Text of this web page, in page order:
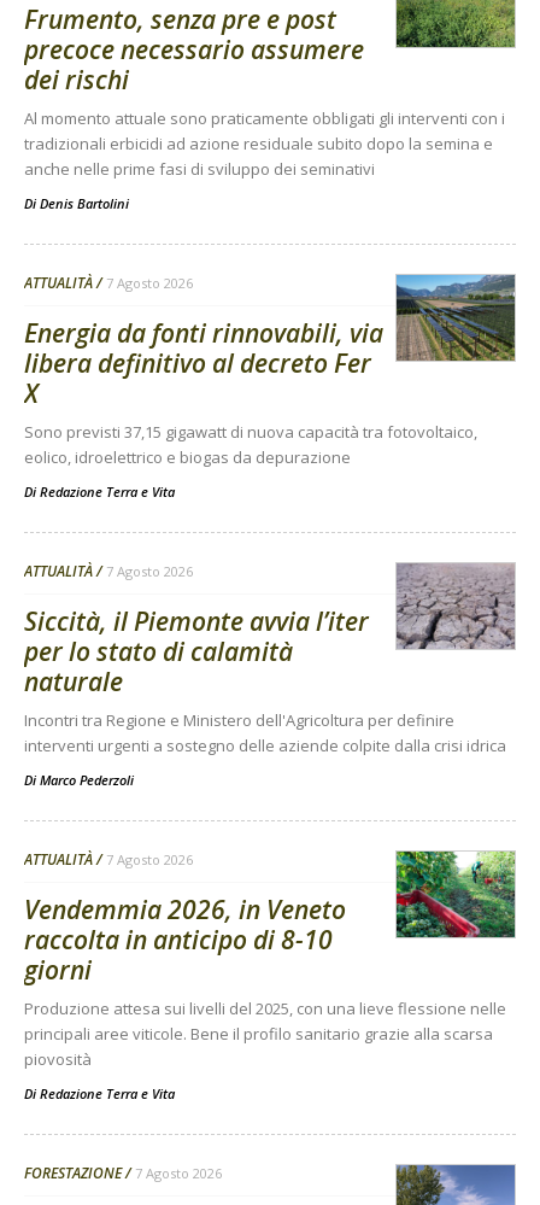
Frumento, senza pre e post
precoce necessario assumere
dei rischi
Al momento attuale sono praticamente obbligati gli interventi con i
tradizionali erbicidi ad azione residuale subito dopo la semina e
anche nelle prime fasi di sviluppo dei seminativi
Di Denis Bartolini
ATTUALITÀ 7 Agosto 2026
Energia da fonti rinnovabili, via
libera definitivo al decreto Fer
X
Sono previsti 37,15 gigawatt di nuova capacità tra fotovoltaico,
eolico, idroelettrico e biogas da depurazione
Di Redazione Terra e Vita
ATTUALITÀ 7 Agosto 2026
Siccità, il Piemonte avvia l’iter
per lo stato di calamità
naturale
Incontri tra Regione e Ministero dell'Agricoltura per definire
interventi urgenti a sostegno delle aziende colpite dalla crisi idrica
Di Marco Pederzoli
ATTUALITÀ 7 Agosto 2026
Vendemmia 2026, in Veneto
raccolta in anticipo di 8-10
giorni
Produzione attesa sui livelli del 2025, con una lieve flessione nelle
principali aree viticole. Bene il profilo sanitario grazie alla scarsa
piovosità
Di Redazione Terra e Vita
FORESTAZIONE 7 Agosto 2026